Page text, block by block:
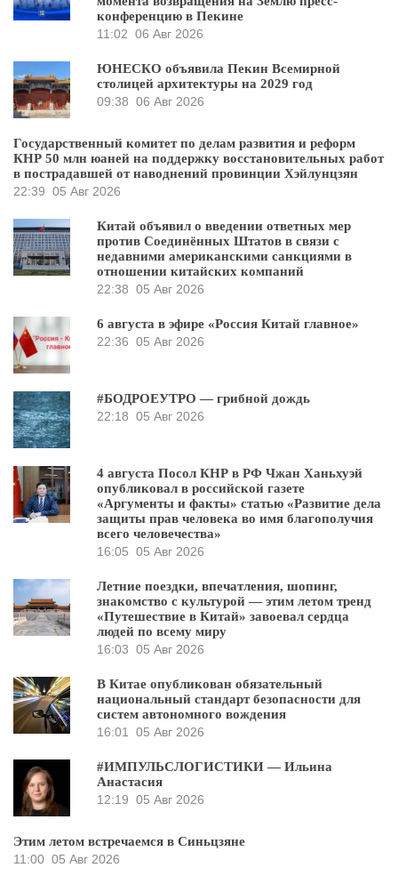
конференцию в Пекине
11:02 06 Авг 2026
ЮНЕСКО объявила Пекин Всемирной
столицей архитектуры на 2029 год
09:38 06 Авг 2026
Государственный комитет по делам развития и реформ
КНР 50 млн юаней на поддержку восстановительных работ
в пострадавшей от наводнений провинции Хэйлунцзян
22:39 05 Авг 2026
Китай объявил о введении ответных мер
против Соединённых Штатов в связи с
недавними американскими санкциями в
отношении китайских компаний
22:38 05 Авг 2026
6 августа в эфире «Россия Китай главное»
22:36 05 Авг 2026
#БОДРОЕУТРО — грибной дождь
22:18 05 Авг 2026
4 августа Посол КНР в РФ Чжан Ханьхуэй
опубликовал в российской газете
«Аргументы и факты» статью «Развитие дела
защиты прав человека во имя благополучия
всего человечества»
16:05 05 Авг 2026
Летние поездки, впечатления, шопинг,
знакомство с культурой — этим летом тренд
«Путешествие в Китай» завоевал сердца
людей по всему миру
16:03 05 Авг 2026
В Китае опубликован обязательный
национальный стандарт безопасности для
систем автономного вождения
16:01
05 Авг 2026
#ИМПУЛЬСЛОГИСТИКИ — Ильина
Анастасия
12:19 05 Авг 2026
Этим летом встречаемся в Синьцзяне
11:00 05 Авг 2026